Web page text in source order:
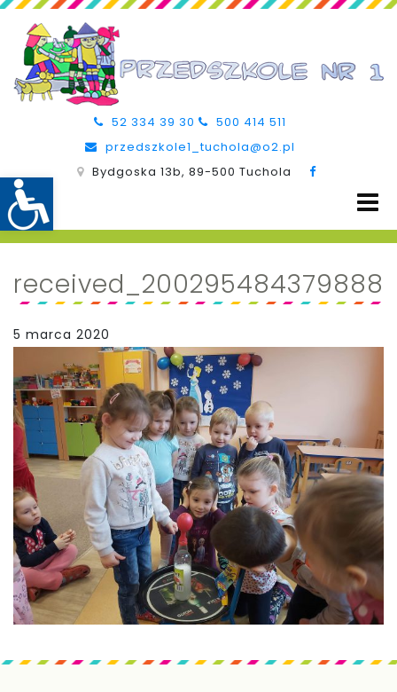
52 334 39 30
500 414 511
przedszkole1_tuchola@o2.pl
Bydgoska 13b, 89-500 Tuchola
received_200295484379888
5 marca 2020